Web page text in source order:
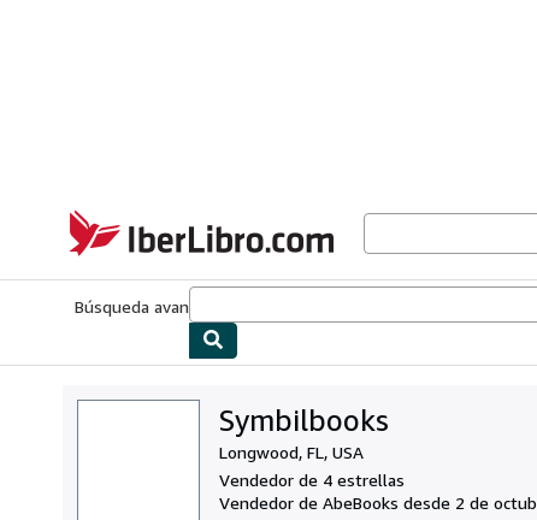
IberLibro.com
Búsqueda avanzada
Symbilbooks
Longwood, FL, USA
Vendedor de 4 estrellas
Vendedor de AbeBooks desde 2 de